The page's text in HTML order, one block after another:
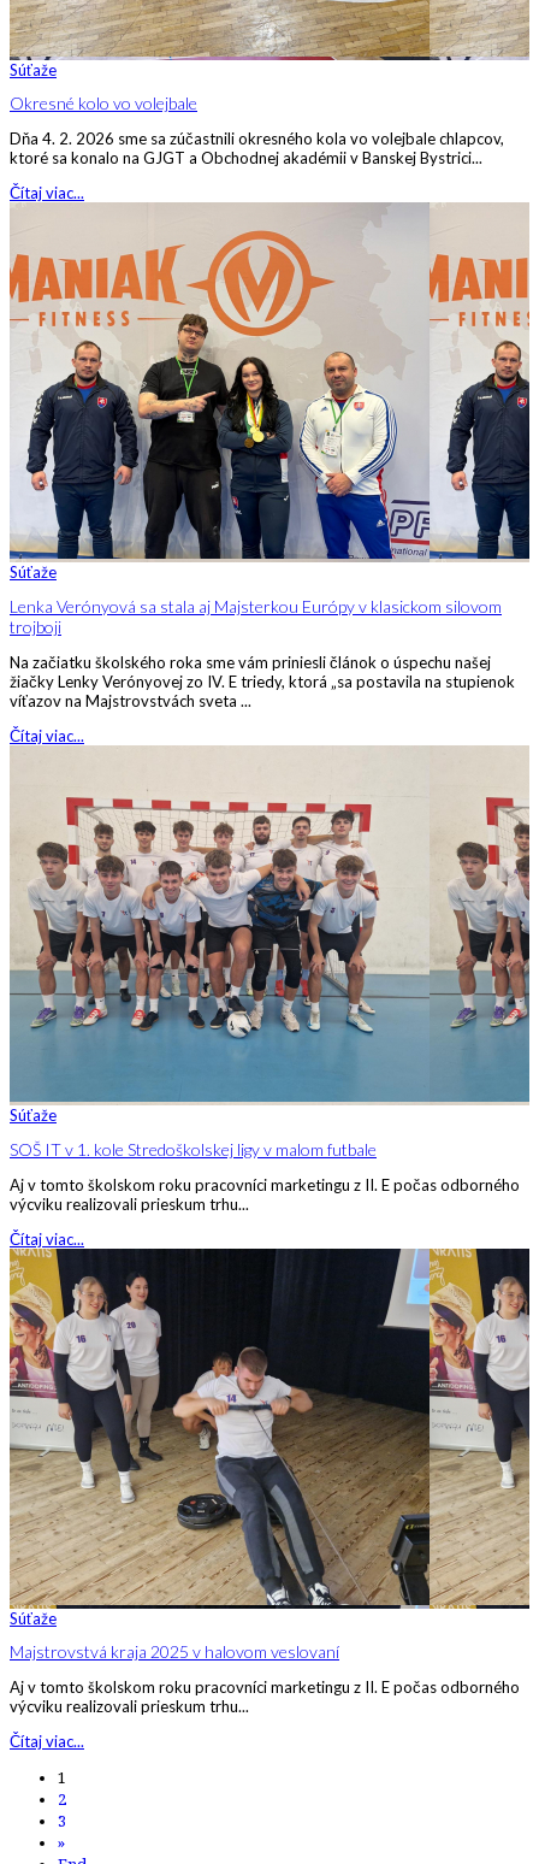
Súťaže
Okresné kolo vo volejbale
Dňa 4. 2. 2026 sme sa zúčastnili okresného kola vo volejbale chlapcov,
ktoré sa konalo na GJGT a Obchodnej akadémii v Banskej Bystrici...
Čítaj viac...
Súťaže
Lenka Verónyová sa stala aj Majsterkou Európy v klasickom silovom
trojboji
Na začiatku školského roka sme vám priniesli článok o úspechu našej
žiačky Lenky Verónyovej zo IV. E triedy, ktorá „sa postavila na stupienok
víťazov na Majstrovstvách sveta ...
Čítaj viac...
Súťaže
SOŠ IT v 1. kole Stredoškolskej ligy v malom futbale
Aj v tomto školskom roku pracovníci marketingu z II. E počas odborného
výcviku realizovali prieskum trhu...
Čítaj viac...
Súťaže
Majstrovstvá kraja 2025 v halovom veslovaní
Aj v tomto školskom roku pracovníci marketingu z II. E počas odborného
výcviku realizovali prieskum trhu...
Čítaj viac...
1
2
3
»